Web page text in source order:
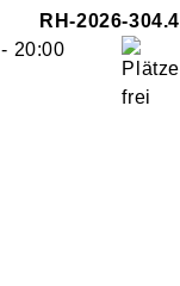
RH-2026-304.4
- 20:00